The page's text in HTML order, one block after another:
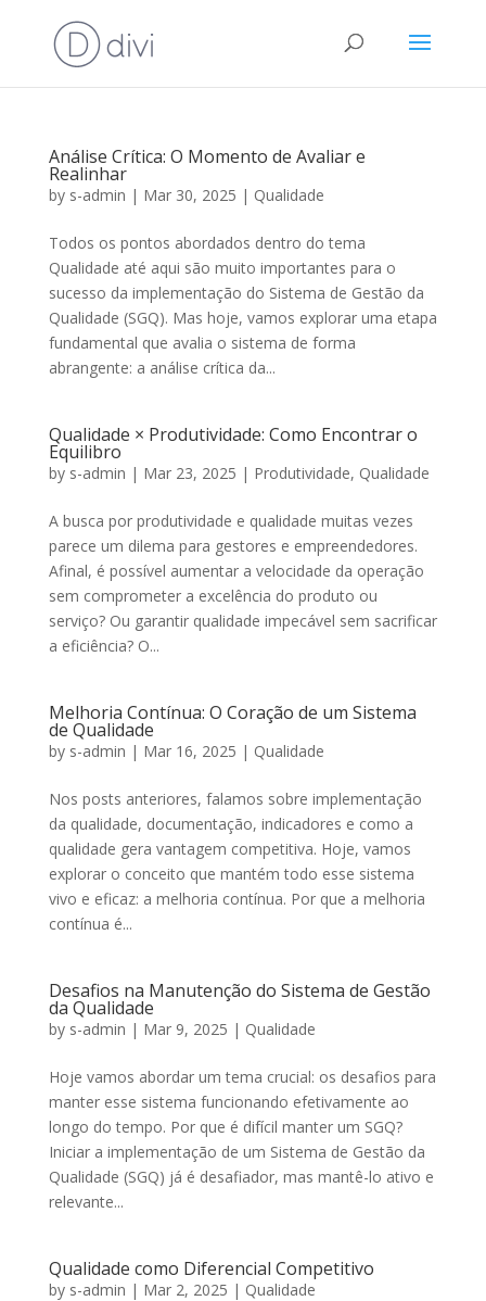
Análise Crítica: O Momento de Avaliar e
Realinhar
by s-admin | Mar 30, 2025 | Qualidade
Todos os pontos abordados dentro do tema
Qualidade até aqui são muito importantes para o
sucesso da implementação do Sistema de Gestão da
Qualidade (SGQ). Mas hoje, vamos explorar uma etapa
fundamental que avalia o sistema de forma
abrangente: a análise crítica da...
Qualidade × Produtividade: Como Encontrar o
Equilibro
by s-admin | Mar 23, 2025 | Produtividade, Qualidade
A busca por produtividade e qualidade muitas vezes
parece um dilema para gestores e empreendedores.
Afinal, é possível aumentar a velocidade da operação
sem comprometer a excelência do produto ou
serviço? Ou garantir qualidade impecável sem sacrificar
a eficiência? O...
Melhoria Contínua: O Coração de um Sistema
de Qualidade
by s-admin | Mar 16, 2025 | Qualidade
Nos posts anteriores, falamos sobre implementação
da qualidade, documentação, indicadores e como a
qualidade gera vantagem competitiva. Hoje, vamos
explorar o conceito que mantém todo esse sistema
vivo e eficaz: a melhoria contínua. Por que a melhoria
contínua é...
Desafios na Manutenção do Sistema de Gestão
da Qualidade
by s-admin | Mar 9, 2025 | Qualidade
Hoje vamos abordar um tema crucial: os desafios para
manter esse sistema funcionando efetivamente ao
longo do tempo. Por que é difícil manter um SGQ?
Iniciar a implementação de um Sistema de Gestão da
Qualidade (SGQ) já é desafiador, mas mantê-lo ativo e
relevante...
Qualidade como Diferencial Competitivo
by s-admin | Mar 2, 2025 | Qualidade